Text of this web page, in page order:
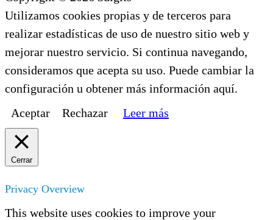
Utilizamos cookies propias y de terceros para
realizar estadísticas de uso de nuestro sitio web y
mejorar nuestro servicio. Si continua navegando,
consideramos que acepta su uso. Puede cambiar la
configuración u obtener más información aquí.
Aceptar
Rechazar Leer más
Cerrar
Privacy Overview
This website uses cookies to improve your